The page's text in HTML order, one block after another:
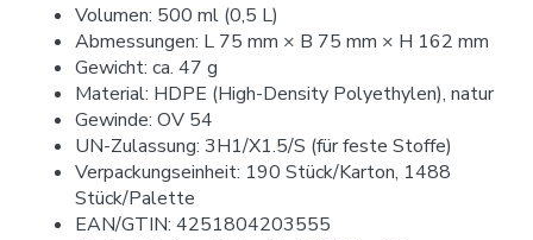
Volumen: 500 ml (0,5 L)
Abmessungen: L 75 mm × B 75 mm × H 162 mm
Gewicht: ca. 47 g
Material: HDPE (High-Density Polyethylen), natur
Gewinde: OV 54
UN-Zulassung: 3H1/X1.5/S (für feste Stoffe)
Verpackungseinheit: 190 Stück/Karton, 1488
Stück/Palette
EAN/GTIN: 4251804203555